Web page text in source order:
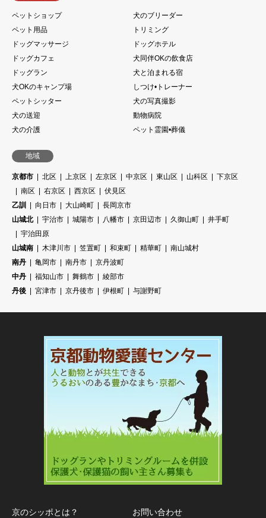
ペットショップ
犬のブリーダー
ペット用品
トリミング
ドッグマッサージ
ドッグホテル
ドッグカフェ
犬同伴OKの飲食店
ドッグラン
犬と泊まれる宿
犬OKのキャンプ場
しつけ•トレーナー
ペットシッター
犬の写真撮影
犬の送迎
動物病院
犬の介護
ペット霊園•葬儀
地域
京都市 北区 上京区 左京区 中京区 東山区 山科区
下京区
南区
右京区 西京区
伏見区
乙訓
向日市 大山崎町
長岡京市
山城北
宇治市 城陽市 八幡市 京田辺市 久御山町
井手町
宇治田原
山城南
木津川市 笠置町 和束町 精華町
南山城村
南丹
亀岡市 南丹市
京丹波町
中丹
福知山市 舞鶴市
綾部市
丹後
宮津市 京丹後市 伊根町 与謝野町
京のシッポとは？ お問い合わせ